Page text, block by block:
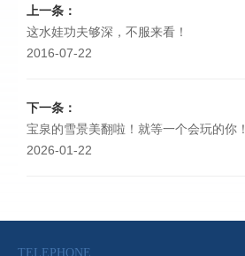
上一条：
这水娃功夫够深，不服来看！
2016-07-22
下一条：
宝泉的雪景美翻啦！就等一个会玩的你！
2026-01-22
TELEPHONE